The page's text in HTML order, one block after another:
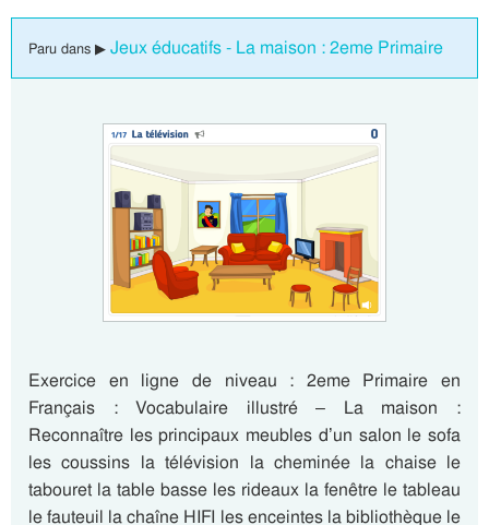
Paru dans ▶ Jeux éducatifs - La maison : 2eme Primaire
Exercice en ligne de niveau : 2eme Primaire en
Français : Vocabulaire illustré – La maison :
Reconnaître les principaux meubles d’un salon le sofa
les coussins la télévision la cheminée la chaise le
tabouret la table basse les rideaux la fenêtre le tableau
le fauteuil la chaîne HIFI les enceintes la bibliothèque le